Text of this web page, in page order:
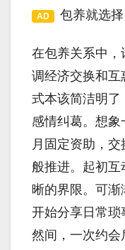
AD 包养就选择
在包养关系中，
调经济交换和互
式本该简洁明了
感情纠葛。想
月固定资助，
般推进。起初
晰的界限。可
开始分享日常琐
然间，一次约会